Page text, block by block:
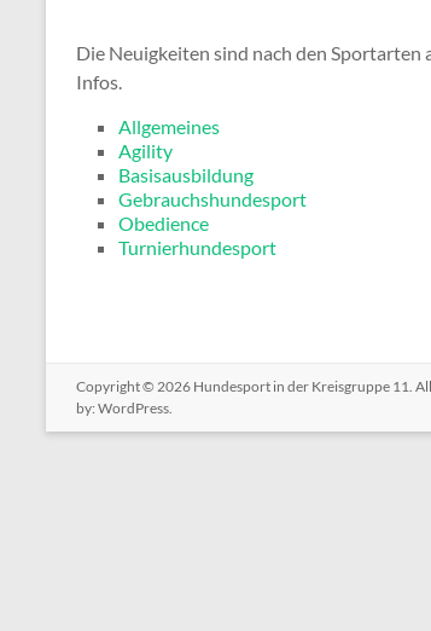
Die Neuigkeiten sind nach den
Infos.
Allgemeines
Agility
Basisausbildung
Gebrauchshundesport
Obedience
Turnierhundesport
Copyright © 2026 Hundesport in der Kreisgruppe 11 .
by: WordPress